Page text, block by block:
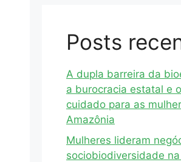
Posts
A dupla barreira da
a burocracia estatal e
cuidado para as
Amazônia
Mulheres lideram
sociobiodiversidade